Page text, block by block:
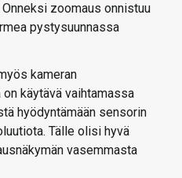
zoomaus onnistuu
pystysuunnassa
kameran
käytävä vaihtamassa
hyödyntämään sensorin
Tälle olisi hyvä
vasemmasta